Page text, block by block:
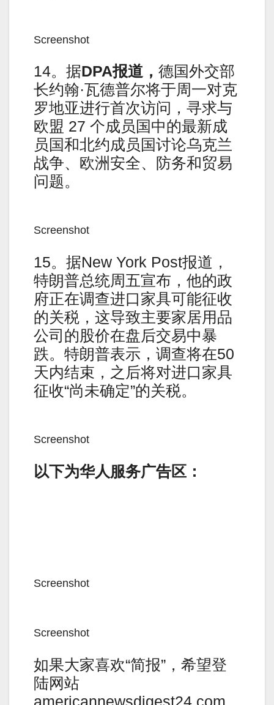
Screenshot
14。据DPA报道， 德国外交部
长约翰·瓦德普尔将于周一对克
罗地亚进行首次访问，寻求与
欧盟 27 个成员国中的最新成
员国和北约成员国讨论乌克兰
战争、欧洲安全、防务和贸易
问题。
Screenshot
15。据New York Post报道，
特朗普总统周五宣布，他的政
府正在调查进口家具可能征收
的关税，这导致主要家居用品
公司的股价在盘后交易中暴
跌。特朗普表示，调查将在50
天内结束，之后将对进口家具
征收“尚未确定”的关税。
Screenshot
以下为华人服务广告区：
Screenshot
Screenshot
如果大家喜欢“简报”，希望登
陆网站
americannewsdigest24.com,